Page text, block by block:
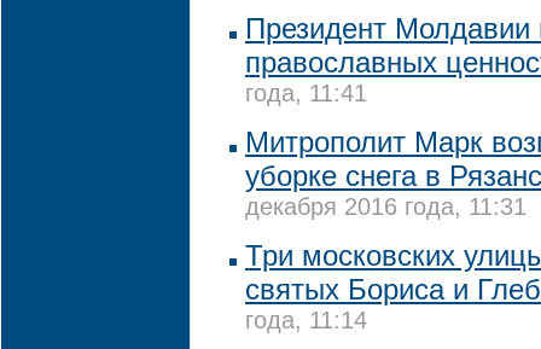
Президент
православных
года, 11:41
Митрополит Марк
уборке снега в
декабря 2016 года, 11:31
Три московских
святых Бориса и
года, 11:14